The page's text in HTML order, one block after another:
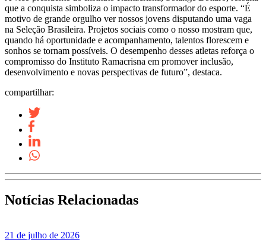
que a conquista simboliza o impacto transformador do esporte. “É
motivo de grande orgulho ver nossos jovens disputando uma vaga
na Seleção Brasileira. Projetos sociais como o nosso mostram que,
quando há oportunidade e acompanhamento, talentos florescem e
sonhos se tornam possíveis. O desempenho desses atletas reforça o
compromisso do Instituto Ramacrisna em promover inclusão,
desenvolvimento e novas perspectivas de futuro”, destaca.
compartilhar:
Notícias Relacionadas
21 de julho de 2026